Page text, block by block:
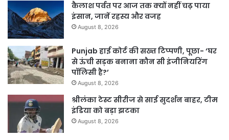
कैलाश पर्वत पर आज तक क्यों नहीं चढ़ पाया
इंसान, जानें रहस्य और वजह
August 8, 2026
Punjab हाई कोर्ट की सख्त टिप्पणी, पूछा- ‘घर
से ऊंची सड़क बनाना कौन सी इंजीनियरिंग
पॉलिसी है?’
August 8, 2026
श्रीलंका टेस्ट सीरीज से साई सुदर्शन बाहर, टीम
इंडिया को बड़ा झटका
August 8, 2026